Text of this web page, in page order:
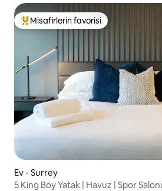
Misafirlerin favorilerinden en
Misafirlerin favorisi
Ev - Surrey
5 King Boy Yatak | Havuz | Spor